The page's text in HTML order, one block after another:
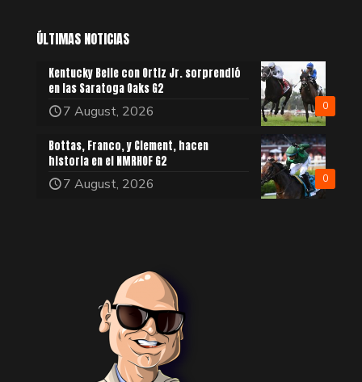
ÚLTIMAS NOTICIAS
0
Kentucky Belle con Ortiz Jr. sorprendió
en las Saratoga Oaks G2
7 August, 2026
0
Bottas, Franco, y Clement, hacen
historia en el NMRHOF G2
7 August, 2026